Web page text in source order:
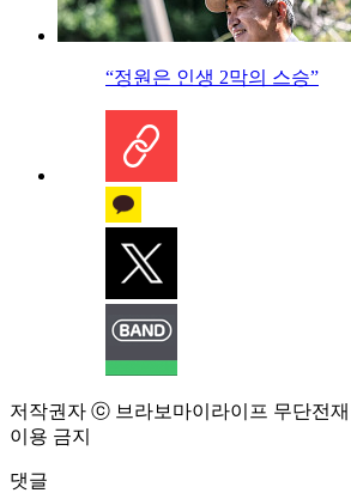
“정원은 인생 2막의 스승”
저작권자 ⓒ 브라보마이라이프 무단전
이용 금지
댓글